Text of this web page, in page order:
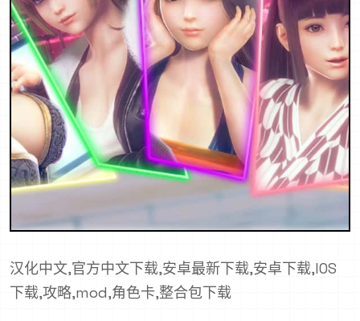
汉化中文,官方中文下载,安卓最新下载,安卓下载,IOS
下载,攻略,mod,角色卡,整合包下载